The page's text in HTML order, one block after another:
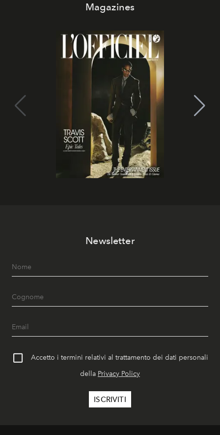
Magazines
Newsletter
Accetto i termini relativi al trattamento dei dati personali
della Privacy Policy